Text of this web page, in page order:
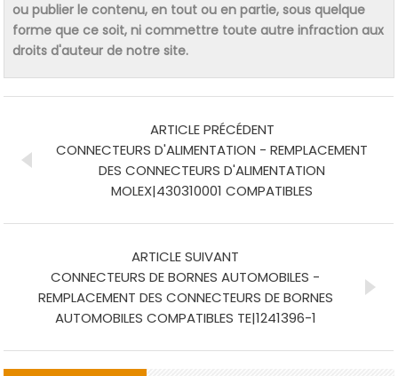
ou publier le contenu, en tout ou en partie, sous quelque
forme que ce soit, ni commettre toute autre infraction aux
droits d'auteur de notre site.
ARTICLE PRÉCÉDENT
CONNECTEURS D'ALIMENTATION - REMPLACEMENT
DES CONNECTEURS D'ALIMENTATION
MOLEX|430310001 COMPATIBLES
ARTICLE SUIVANT
CONNECTEURS DE BORNES AUTOMOBILES -
REMPLACEMENT DES CONNECTEURS DE BORNES
AUTOMOBILES COMPATIBLES TE|1241396-1